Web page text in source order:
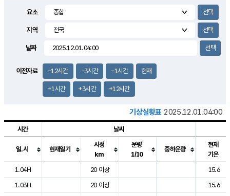
1.5m/s
요소
지역
날짜
이전자료 -12시간 -3시간 -1시간 현재
+1시간 +3시간 +12시간
기상실황표 2025.12.01.04:00
도시별 기상실황표로 지점, 날씨, 기온, 강수, 바람, 기압등을 안내한 표입
시간 날씨
일.시 현재일기
시정
km
운량
1/10
중하운량
현재
기온
1.04H
20 이상
15.6
1.03H
20 이상
15.6